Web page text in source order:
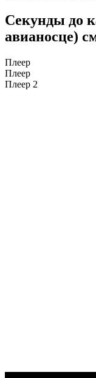
Секунды до
авианосце)
Плеер
Плеер
Плеер 2